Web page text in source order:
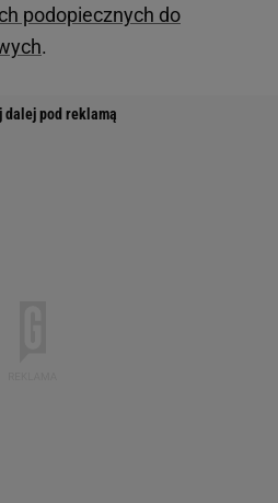
podopiecznych do
.